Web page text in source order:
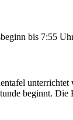
bis 7:55
beginnt.